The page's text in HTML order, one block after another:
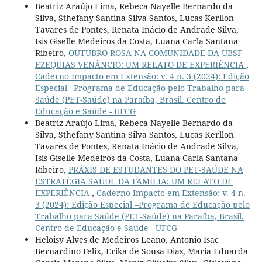
Beatriz Araújo Lima, Rebeca Nayelle Bernardo da
Silva, Sthefany Santina Silva Santos, Lucas Kerllon
Tavares de Pontes, Renata Inácio de Andrade Silva,
Isis Giselle Medeiros da Costa, Luana Carla Santana
Ribeiro, OUTUBRO ROSA NA COMUNIDADE DA UBSF
EZEQUIAS VENÂNCIO: UM RELATO DE EXPERIÊNCIA ,
Caderno Impacto em Extensão: v. 4 n. 3 (2024): Edição
Especial –Programa de Educação pelo Trabalho para
Saúde (PET-Saúde) na Paraíba, Brasil. Centro de
Educação e Saúde - UFCG
Beatriz Araújo Lima, Rebeca Nayelle Bernardo da
Silva, Sthefany Santina Silva Santos, Lucas Kerllon
Tavares de Pontes, Renata Inácio de Andrade Silva,
Isis Giselle Medeiros da Costa, Luana Carla Santana
Ribeiro, PRÁXIS DE ESTUDANTES DO PET-SAÚDE NA
ESTRATÉGIA SAÚDE DA FAMÍLIA: UM RELATO DE
EXPERIÊNCIA , Caderno Impacto em Extensão: v. 4 n.
3 (2024): Edição Especial –Programa de Educação pelo
Trabalho para Saúde (PET-Saúde) na Paraíba, Brasil.
Centro de Educação e Saúde - UFCG
Heloisy Alves de Medeiros Leano, Antonio Isac
Bernardino Felix, Erika de Sousa Dias, Maria Eduarda